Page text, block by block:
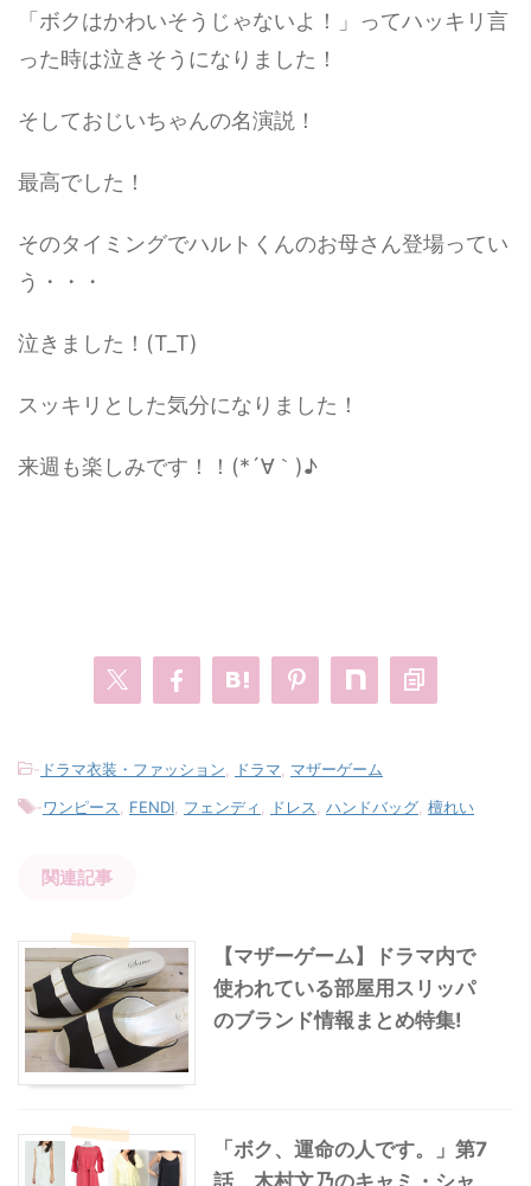
「ボクはかわいそうじゃないよ！」ってハッキリ言
った時は泣きそうになりました！
そしておじいちゃんの名演説！
最高でした！
そのタイミングでハルトくんのお母さん登場ってい
う・・・
泣きました！(T_T)
スッキリとした気分になりました！
来週も楽しみです！！(*´∀｀)♪
- ドラマ衣装・ファッション ドラマ
マザーゲーム
-ワンピース FENDI フェンディ ドレス ハンドバッグ 檀れい
関連記事
【マザーゲーム】ドラマ内で
使われている部屋用スリッパ
のブランド情報まとめ特集!
「ボク、運命の人です。」第7